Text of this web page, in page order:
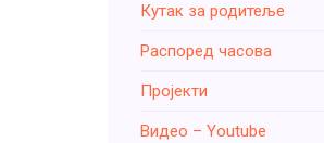
Кутак за родитеље
Распоред часова
Пројекти
Видео – Youtube